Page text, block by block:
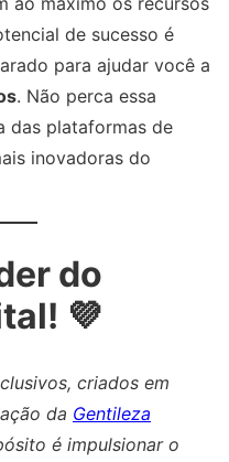
de sucesso é
para ajudar você a
. Não perca essa
das plataformas de
inovadoras do
do
💜
criados em
da Gentileza
é impulsionar o